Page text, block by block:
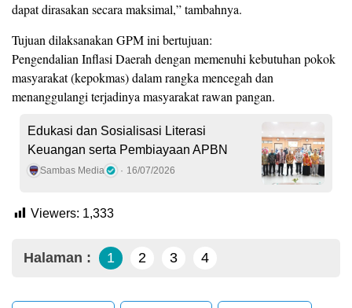
dapat dirasakan secara maksimal,” tambahnya.
Tujuan dilaksanakan GPM ini bertujuan:
Pengendalian Inflasi Daerah dengan memenuhi kebutuhan pokok
masyarakat (kepokmas) dalam rangka mencegah dan
menanggulangi terjadinya masyarakat rawan pangan.
Edukasi dan Sosialisasi Literasi
Keuangan serta Pembiayaan APBN
Sambas Media 16/07/2026
Viewers: 1,333
Halaman : 1 2 3 4